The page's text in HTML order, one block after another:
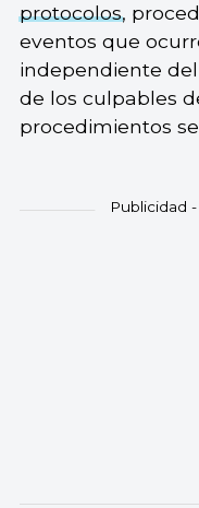
protocolos,
eventos que
independiente
de los culpables
procedimientos